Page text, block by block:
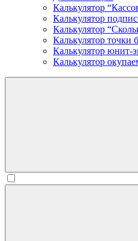
Калькулятор
Калькулятор
Калькулятор
Калькулятор точки
Калькулятор юнит-
Калькулятор